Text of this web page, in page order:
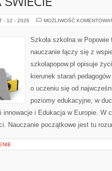
ŚWIECIE
- 12 - 2026 MOŻLIWOŚĆ
Szkoła szkolna w
nauczanie łączy się z
szkolapopow.pl opisuje
kierunek starań
o uczeniu się od
poziomy edukacyjne, w
innowacje i Edukacja w Europie. W
Nauczanie początkowe jest tu